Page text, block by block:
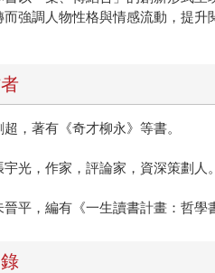
而強調人物性格與情感流動，提升
超，著有《奇才柳永》等書。
宇光，作家，評論家，資深策劃人
晉平，編有《一生讀書計畫：哲學